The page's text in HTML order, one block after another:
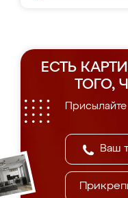
ЕСТЬ
ТОГО,